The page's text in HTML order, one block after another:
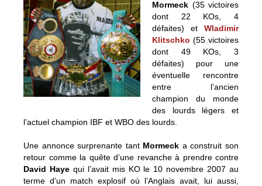
Mormeck (35 victoires
dont 22 KOs, 4
défaites) et Wladimir
Klitschko (55 victoires
dont 49 KOs, 3
défaites) pour une
éventuelle rencontre
entre l’ancien
champion du monde
des lourds légers et
l’actuel champion IBF et WBO des lourds.
Une annonce surprenante tant Mormeck a construit son
retour comme la quête d’une revanche à prendre contre
David Hayequi l’avait mis KO le 10 novembre 2007 au
terme d’un match explosif où l’Anglais avait, lui aussi,